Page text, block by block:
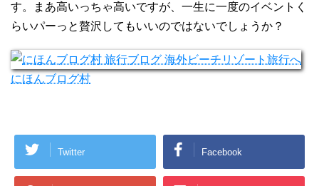
す。まあ高いっちゃ高いですが、一生に一度のイベントく
らいパーっと贅沢してもいいのではないでしょうか？
にほんブログ村
Twitter Facebook